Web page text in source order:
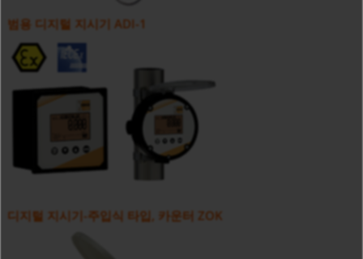
범용 디지털 지시기 ADI-1
디지털 지시기-주입식 타입, 카운터 ZOK